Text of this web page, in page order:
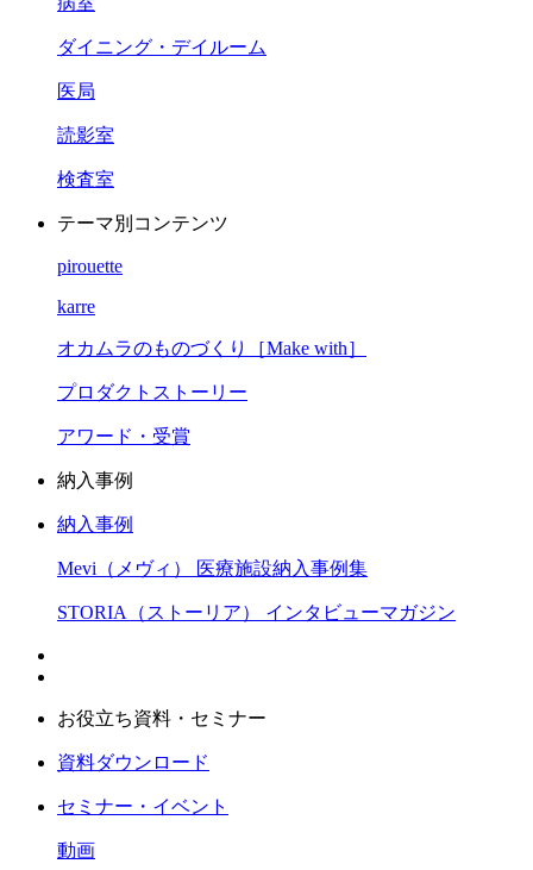
ダイニング・デイルーム
医局
読影室
検査室
テーマ別コンテンツ
pirouette
karre
オカムラのものづくり［Make with］
プロダクトストーリー
アワード・受賞
納入事例
納入事例
Mevi（メヴィ） 医療施設納入事例集
STORIA（ストーリア） インタビューマガジン
お役立ち資料・セミナー
資料ダウンロード
セミナー・イベント
動画